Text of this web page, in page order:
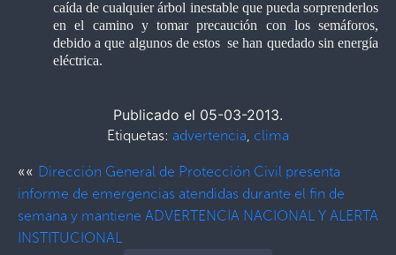
caída de cualquier árbol inestable que pueda sorprenderlos
en el camino y tomar precaución con los semáforos,
debido a que algunos de estos se han quedado sin energía
eléctrica.
Publicado el 05-03-2013.
Etiquetas: advertencia, clima
«« Dirección General de Protección Civil presenta
informe de emergencias atendidas durante el fin de
semana y mantiene ADVERTENCIA NACIONAL Y ALERTA
INSTITUCIONAL